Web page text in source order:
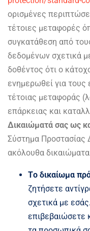
ορισμένες
τέτοιες μεταφορές
συγκατάθεση από
δεδομένων σχετικά
δοθέντος ότι ο
ενημερωθεί για τους
τέτοιας μεταφοράς
επάρκειας και
Δικαιώματά σας ως
Σύστημα Προστασίας
ακόλουθα
Tο δικαίωμα
ζητήσετε
σχετικά με
επιβεβαιώσετε